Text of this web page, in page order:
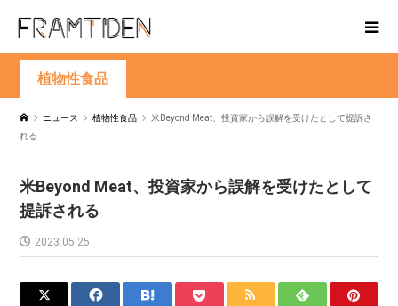
植物性食品
ニュース 植物性食品
米Beyond Meat、投資家から誤解を受けたとして提訴さ
れる
米Beyond Meat、投資家から誤解を受けたとして
提訴される
2023.05.25